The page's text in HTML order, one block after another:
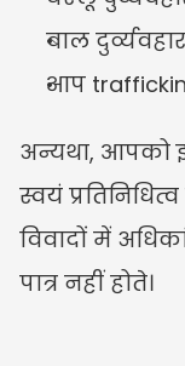
बाल
आप
अन्यथा, आपको
स्वयं
विवादों में
पात्र नहीं होते।